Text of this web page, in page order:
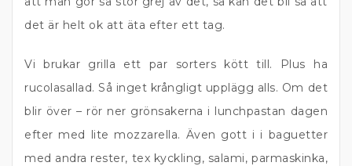
det är helt ok att äta efter ett tag.
Vi brukar grilla ett par sorters kött till. Plus ha
rucolasallad. Så inget krångligt upplägg alls. Om det
blir över – rör ner grönsakerna i lunchpastan dagen
efter med lite mozzarella. Även gott i i baguetter
med andra rester, tex kyckling, salami, parmaskinka,